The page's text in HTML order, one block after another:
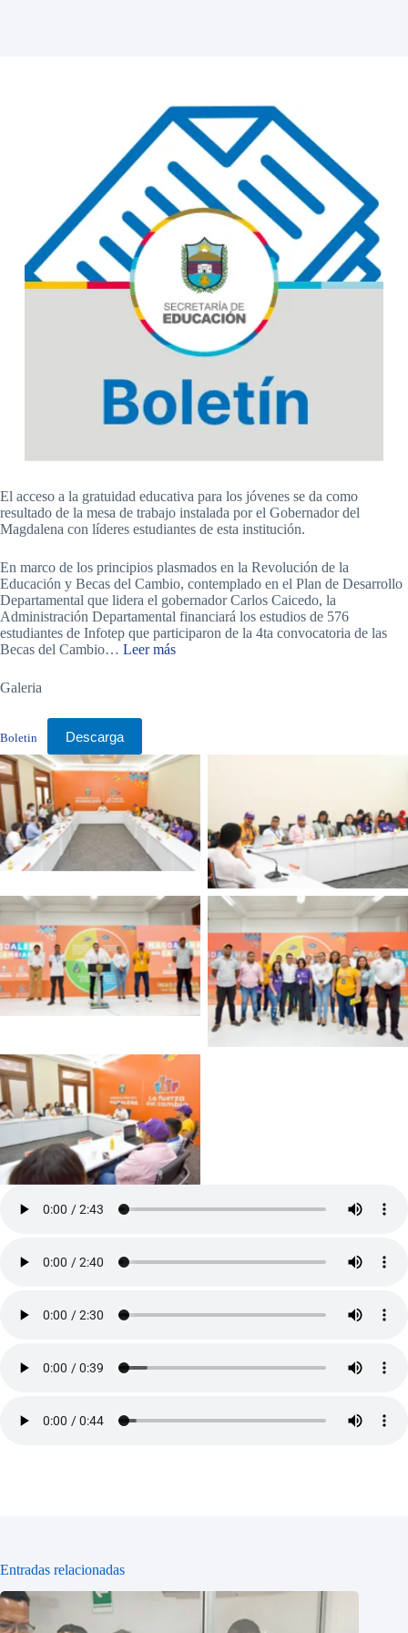
El acceso a la gratuidad educativa para los jóvenes se da como
resultado de la mesa de trabajo instalada por el Gobernador del
Magdalena con líderes estudiantes de esta institución.
En marco de los principios plasmados en la Revolución de la
Educación y Becas del Cambio, contemplado en el Plan de Desarrollo
Departamental que lidera el gobernador Carlos Caicedo, la
Administración Departamental financiará los estudios de 576
estudiantes de Infotep que participaron de la 4ta convocatoria de las
Becas del Cambio… Leer más
Galeria
Boletin Descarga
No Captio
No Captio
No Captio
No Captio
No Captio
Entradas relacionadas